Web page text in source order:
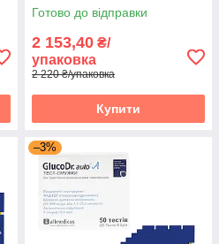
Готово до відправки
2 153,40 ₴/
упаковка
2 220 ₴/упаковка
Купити
–3%